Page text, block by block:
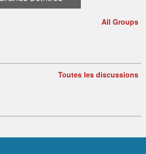
All Groups
Toutes les discussions